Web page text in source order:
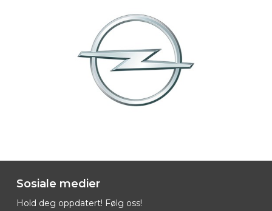
KJØRETØYUTSTYR ONLINE
Sosiale medier
Hold deg oppdatert! Følg oss!